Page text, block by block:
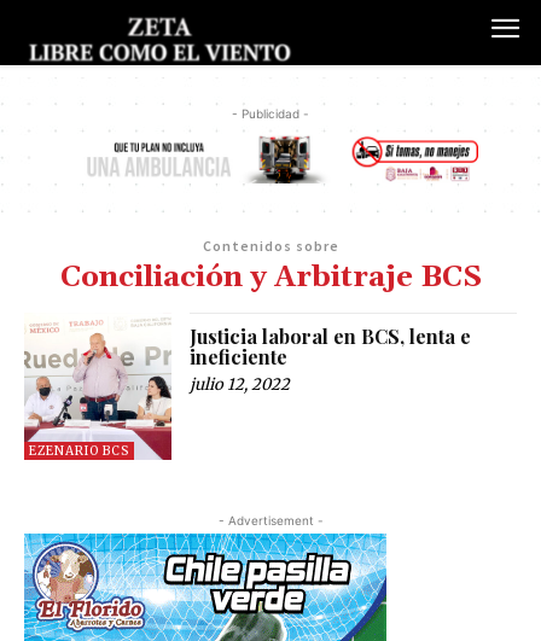
- Publicidad -
Contenidos sobre
Conciliación y Arbitraje BCS
EZENARIO BCS
Justicia laboral en BCS, lenta e
ineficiente
julio 12, 2022
- Advertisement -